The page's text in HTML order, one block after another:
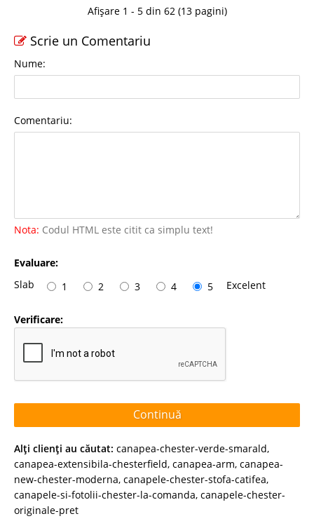
Afișare 1 - 5 din 62 (13 pagini)
Scrie un Comentariu
Nume:
Comentariu:
Nota: Codul HTML este citit ca simplu text!
Evaluare:
Slab
1 2 3 4 5 Excelent
Verificare:
Continuă
Alţi clienţi au căutat: canapea-chester-verde-smarald,
canapea-extensibila-chesterfield, canapea-arm, canapea-
new-chester-moderna, canapele-chester-stofa-catifea,
canapele-si-fotolii-chester-la-comanda, canapele-chester-
originale-pret